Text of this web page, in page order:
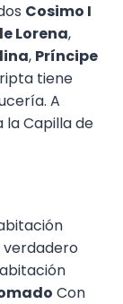
Cosimo I
Lorena,
, Príncipe
tiene
A
la Capilla de
Con